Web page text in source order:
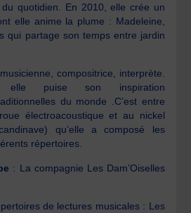
quotidien. En 2010, elle crée un
elle anime la plume : Madeleine,
qui partage son temps entre jardin
compositrice, interprète.
elle puise son inspiration
du monde .C’est entre
électroacoustique et au nickel
qu’elle a composé les
répertoires.
: La compagnie Les Dam’Oiselles
de lectures musicales : Les